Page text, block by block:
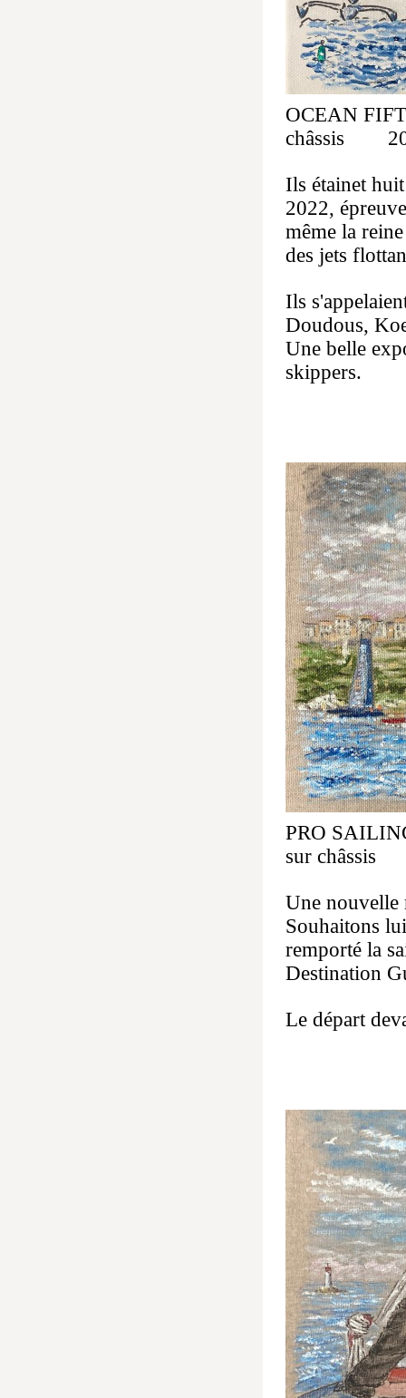
OCEAN
châssis 20
Ils étainet
2022,
même la
des jets
Ils
Doudous,
Une belle
skippers.
PRO
sur
Une nouvelle
Souhaitons
remporté la
Destination
Le départ